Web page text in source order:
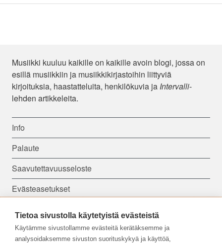
Musiikki kuuluu kaikille on kaikille avoin blogi, jossa on
esillä musiikkiin ja musiikkikirjastoihin liittyviä
kirjoituksia, haastatteluita, henkilökuvia ja Intervalli-
lehden artikkeleita.
Info
Palaute
Saavutettavuusseloste
Evästeasetukset
Seuraa meitä:
Tietoa sivustolla käytetyistä evästeistä
Käytämme sivustollamme evästeitä kerätäksemme ja
analysoidaksemme sivuston suorituskykyä ja käyttöä,